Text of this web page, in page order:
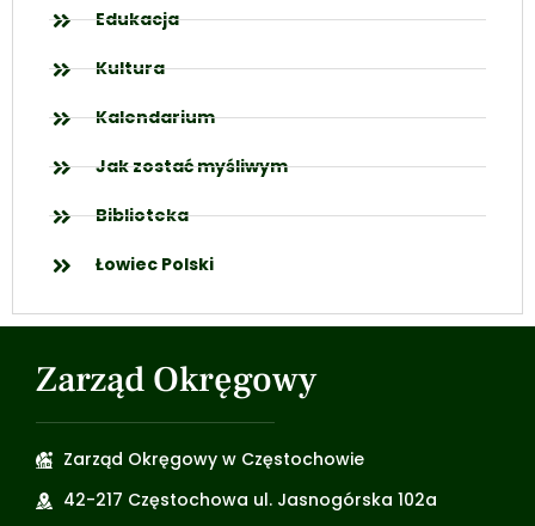
Edukacja
Kultura
Kalendarium
Jak zostać myśliwym
Biblioteka
Łowiec Polski
Zarząd Okręgowy
Zarząd Okręgowy w Częstochowie
42-217 Częstochowa ul. Jasnogórska 102a